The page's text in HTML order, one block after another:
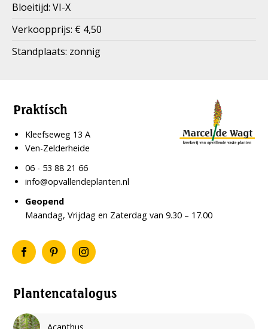
Bloeitijd: VI-X
Verkoopprijs: € 4,50
Standplaats: zonnig
Plantencatalogus
Praktisch
Kleefseweg 13 A
Ven-Zelderheide
06 - 53 88 21 66
info@opvallendeplanten.nl
Geopend
Maandag, Vrijdag en Zaterdag van 9.30 – 17.00